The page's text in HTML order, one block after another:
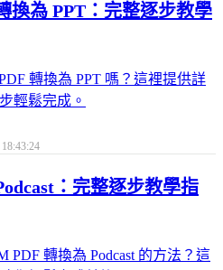
換為 PPT：完整逐步教學
轉換為 PPT 嗎？這裡提供詳
輕鬆完成。
：完整逐步教學指
PDF 轉換為 Podcast 的方法？這